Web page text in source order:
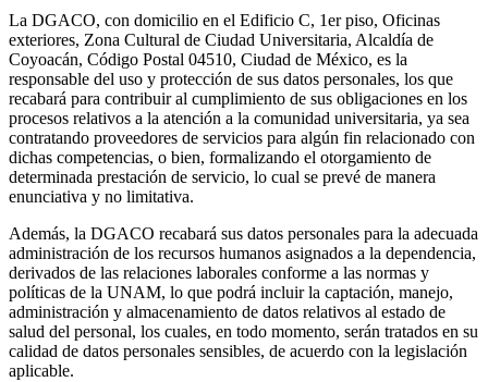
La DGACO, con domicilio en el Edificio C, 1er piso, Oficinas
exteriores, Zona Cultural de Ciudad Universitaria, Alcaldía de
Coyoacán, Código Postal 04510, Ciudad de México, es la
responsable del uso y protección de sus datos personales, los que
recabará para contribuir al cumplimiento de sus obligaciones en los
procesos relativos a la atención a la comunidad universitaria, ya sea
contratando proveedores de servicios para algún fin relacionado con
dichas competencias, o bien, formalizando el otorgamiento de
determinada prestación de servicio, lo cual se prevé de manera
enunciativa y no limitativa.
Además, la DGACO recabará sus datos personales para la adecuada
administración de los recursos humanos asignados a la dependencia,
derivados de las relaciones laborales conforme a las normas y
políticas de la UNAM, lo que podrá incluir la captación, manejo,
administración y almacenamiento de datos relativos al estado de
salud del personal, los cuales, en todo momento, serán tratados en su
calidad de datos personales sensibles, de acuerdo con la legislación
aplicable.